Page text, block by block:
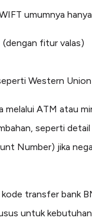
umumnya
(dengan fitur valas)
Western Union
melalui ATM atau
seperti
Number) jika
transfer bank
untuk